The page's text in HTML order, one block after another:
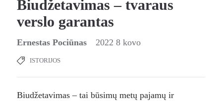
Biudžetavimas – tvaraus
verslo garantas
Ernestas Pociūnas 2022 8 kovo
ISTORIJOS
Biudžetavimas – tai būsimų metų pajamų ir